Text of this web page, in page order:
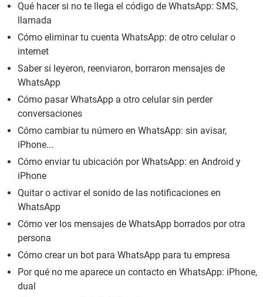
Qué hacer si no te llega el código de WhatsApp: SMS,
llamada
Cómo eliminar tu cuenta WhatsApp: de otro celular o
internet
Saber si leyeron, reenviaron, borraron mensajes de
WhatsApp
Cómo pasar WhatsApp a otro celular sin perder
conversaciones
Cómo cambiar tu número en WhatsApp: sin avisar,
iPhone...
Cómo enviar tu ubicación por WhatsApp: en Android y
iPhone
Quitar o activar el sonido de las notificaciones en
WhatsApp
Cómo ver los mensajes de WhatsApp borrados por otra
persona
Cómo crear un bot para WhatsApp para tu empresa
Por qué no me aparece un contacto en WhatsApp: iPhone,
dual